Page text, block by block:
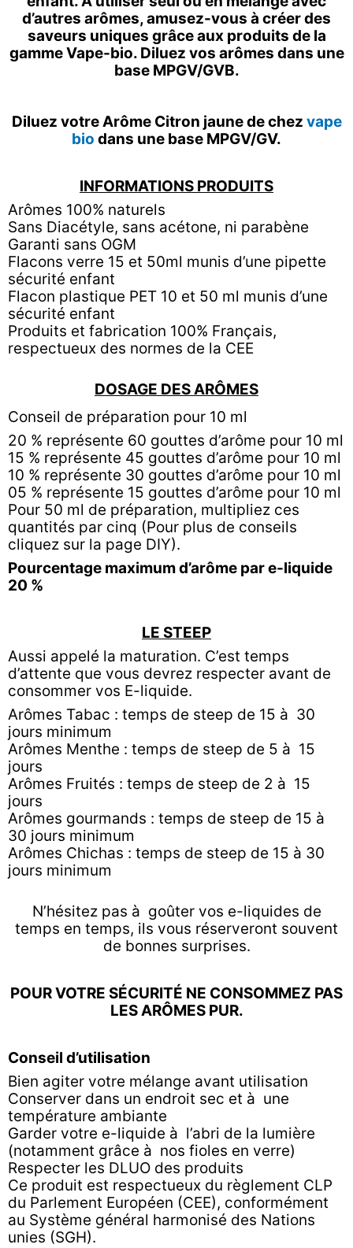
d’autres arômes, amusez-vous à créer des
saveurs uniques grâce aux produits de la
gamme Vape-bio. Diluez vos arômes dans une
base MPGV/GVB.
Diluez votre Arôme Citron jaune de chez vape
bio dans une base MPGV/GV.
INFORMATIONS PRODUITS
Arômes 100% naturels
Sans Diacétyle, sans acétone, ni parabène
Garanti sans OGM
Flacons verre 15 et 50ml munis d’une pipette
sécurité enfant
Flacon plastique PET 10 et 50 ml munis d’une
sécurité enfant
Produits et fabrication 100% Français,
respectueux des normes de la CEE
DOSAGE DES ARÔMES
Conseil de préparation pour 10 ml
20 % représente 60 gouttes d’arôme pour 10 ml
15 % représente 45 gouttes d’arôme pour 10 ml
10 % représente 30 gouttes d’arôme pour 10 ml
05 % représente 15 gouttes d’arôme pour 10 ml
Pour 50 ml de préparation, multipliez ces
quantités par cinq (Pour plus de conseils
cliquez sur la page DIY).
Pourcentage maximum d’arôme par e-liquide
20 %
LE STEEP
Aussi appelé la maturation. C’est temps
d’attente que vous devrez respecter avant de
consommer vos E-liquide.
Arômes Tabac : temps de steep de 15 à 30
jours minimum
Arômes Menthe : temps de steep de 5 à 15
jours
Arômes Fruités : temps de steep de 2 à 15
jours
Arômes gourmands : temps de steep de 15 à
30 jours minimum
Arômes Chichas : temps de steep de 15 à 30
jours minimum
N’hésitez pas à goûter vos e-liquides de
temps en temps, ils vous réserveront souvent
de bonnes surprises.
POUR VOTRE SÉCURITÉ NE CONSOMMEZ PAS
LES ARÔMES PUR.
Conseil d’utilisation
Bien agiter votre mélange avant utilisation
Conserver dans un endroit sec et à une
température ambiante
Garder votre e-liquide à l’abri de la lumière
(notamment grâce à nos fioles en verre)
Respecter les DLUO des produits
Ce produit est respectueux du règlement CLP
du Parlement Européen (CEE), conformément
au Système général harmonisé des Nations
unies (SGH).